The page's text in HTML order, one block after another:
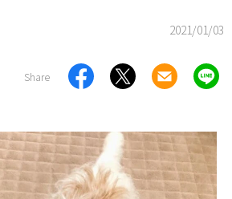
2021/01/03
Share